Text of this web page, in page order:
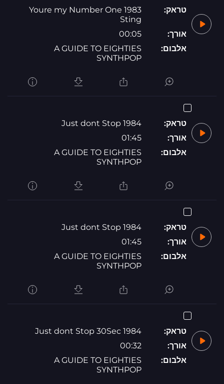
טראק:
1983 Youre my Number One
Sting
אורך:
00:05
אלבום:
A GUIDE TO EIGHTIES
SYNTHPOP
טראק:
1984 Just dont Stop
אורך:
01:45
אלבום:
A GUIDE TO EIGHTIES
SYNTHPOP
טראק:
1984 Just dont Stop
אורך:
01:45
אלבום:
A GUIDE TO EIGHTIES
SYNTHPOP
טראק:
1984 Just dont Stop 30Sec
אורך:
00:32
אלבום:
A GUIDE TO EIGHTIES
SYNTHPOP